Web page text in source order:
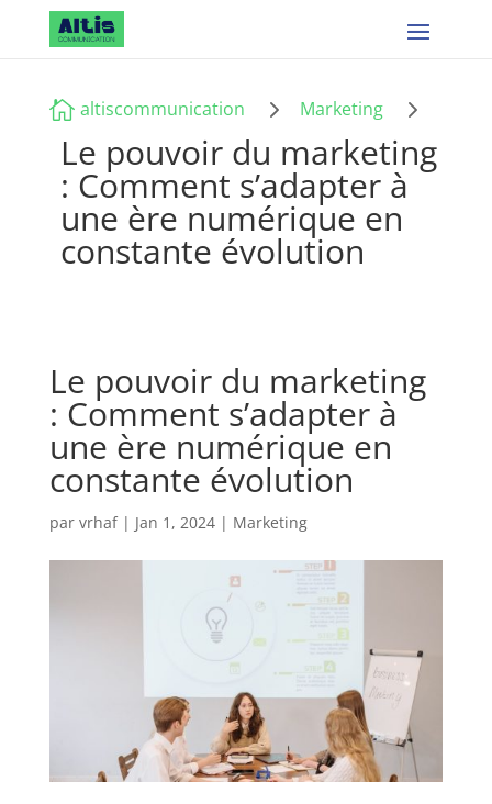
 altiscommunication 5 Marketing 5
Le pouvoir du marketing
: Comment s’adapter à
une ère numérique en
constante évolution
Le pouvoir du marketing
: Comment s’adapter à
une ère numérique en
constante évolution
par vrhaf| Jan 1, 2024| Marketing